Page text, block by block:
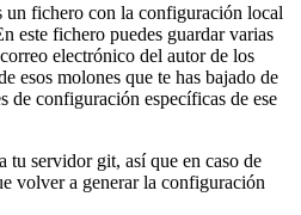
un fichero con la configuración local
este fichero puedes guardar varias
electrónico del autor de los
esos molones que te has bajado de
de configuración específicas de ese
tu servidor git, así que en caso de
volver a generar la configuración